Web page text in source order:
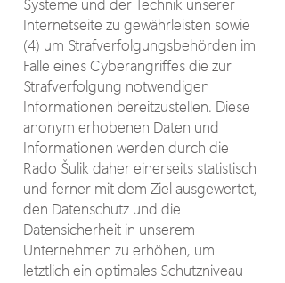
Internetseite zu gewährleisten sowie
(4) um Strafverfolgungsbehörden im
Falle eines Cyberangriffes die zur
Strafverfolgung notwendigen
Informationen bereitzustellen. Diese
anonym erhobenen Daten und
Informationen werden durch die
Rado Šulik daher einerseits statistisch
und ferner mit dem Ziel ausgewertet,
den Datenschutz und die
Datensicherheit in unserem
Unternehmen zu erhöhen, um
letztlich ein optimales Schutzniveau